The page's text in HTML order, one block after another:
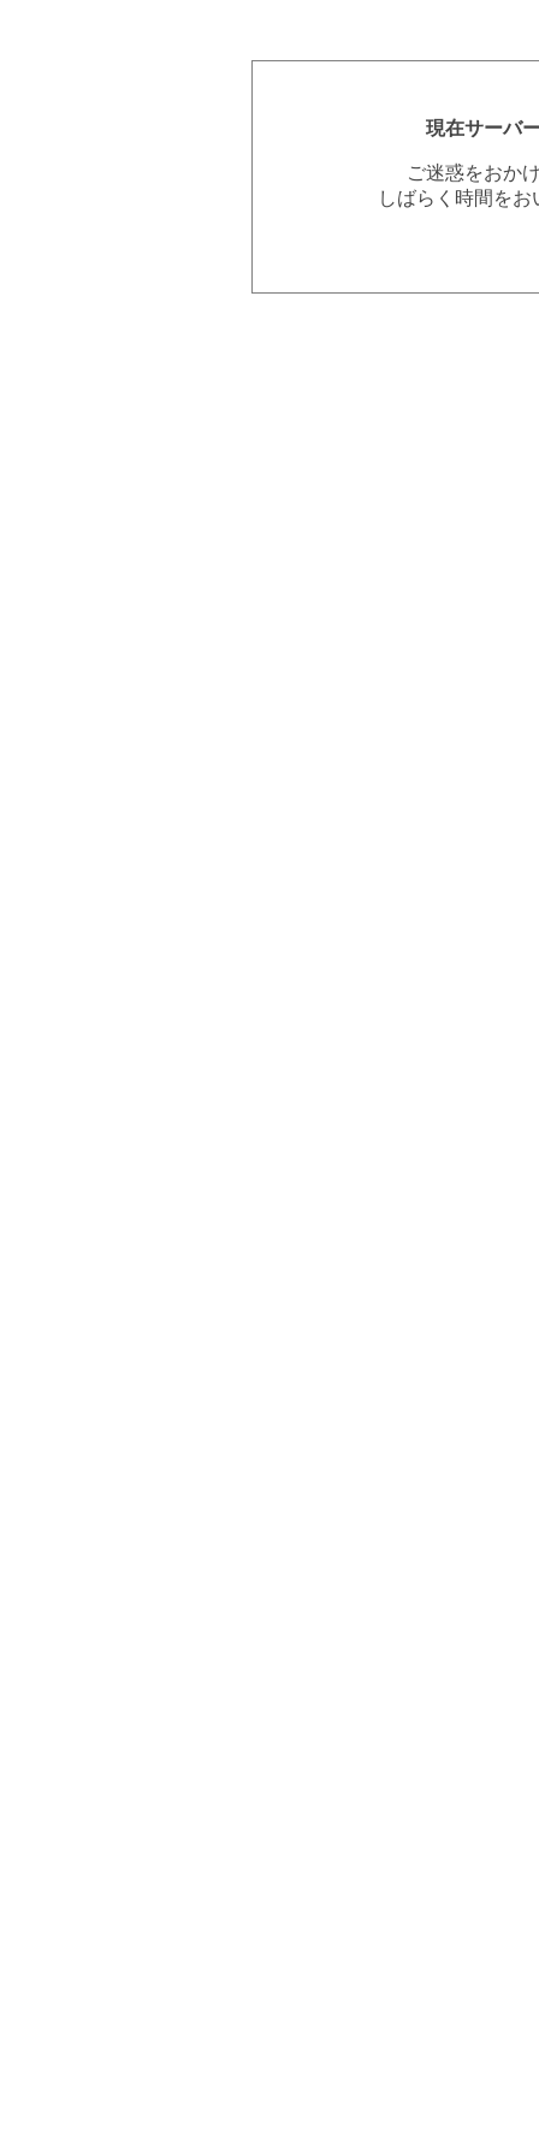
現在サーバ
ご迷惑をおか
しばらく時間を